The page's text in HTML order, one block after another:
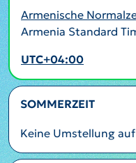
Armenische
Armenia Standard
UTC+04:00
SOMMERZEIT
Keine Umstellung